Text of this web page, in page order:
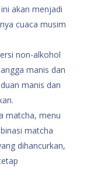
akan menjadi
cuaca musim
non-alkohol
manis dan
manis dan
matcha, menu
matcha
dihancurkan,